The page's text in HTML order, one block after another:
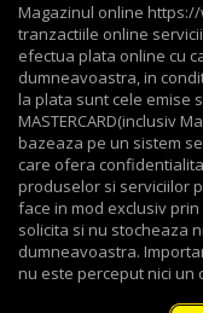
Magazinul online
tranzactiile online
efectua plata online cu
dumneavoastra, in
la plata sunt cele emise
MASTERCARD(inclusiv
bazeaza pe un sistem
care ofera
produselor si serviciilor
face in mod exclusiv
solicita si nu stocheaza
dumneavoastra.
nu este perceput nici un